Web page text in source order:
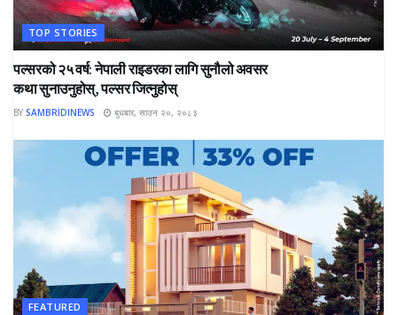
TOP STORIES
पल्सरको २५ वर्ष: नेपाली राइडरका लागि सुनौलो अवसर
कथा सुनाउनुहोस्, पल्सर जित्नुहोस्
BY SAMBRIDINEWS बुधबार, साउन २०, २०८३
FEATURED